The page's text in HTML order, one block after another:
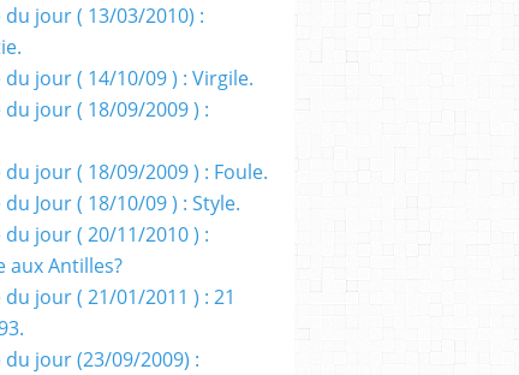
du jour ( 13/03/2010) :
du jour ( 14/10/09 ) : Virgile.
du jour ( 18/09/2009 ) :
du jour ( 18/09/2009 ) : Foule.
du Jour ( 18/10/09 ) : Style.
du jour ( 20/11/2010 ) :
aux Antilles?
du jour ( 21/01/2011 ) : 21
du jour (23/09/2009) :